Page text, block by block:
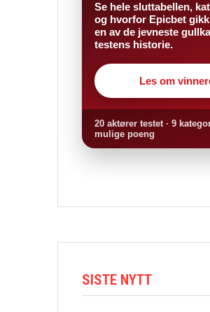
Se hele sluttabellen,
og hvorfor Epicbet
en av de jevneste
testens historie.
Les om
20 aktører testet · 9
mulige poeng
SISTE NYTT